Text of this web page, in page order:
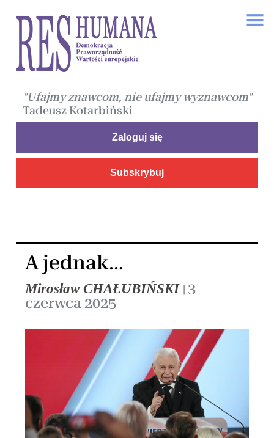
"Ufajmy znawcom, nie ufajmy wyznawcom"
Tadeusz Kotarbiński
Zaloguj się
Subskrybuj
A jednak…
Mirosław CHAŁUBIŃSKI | 3
czerwca 2025